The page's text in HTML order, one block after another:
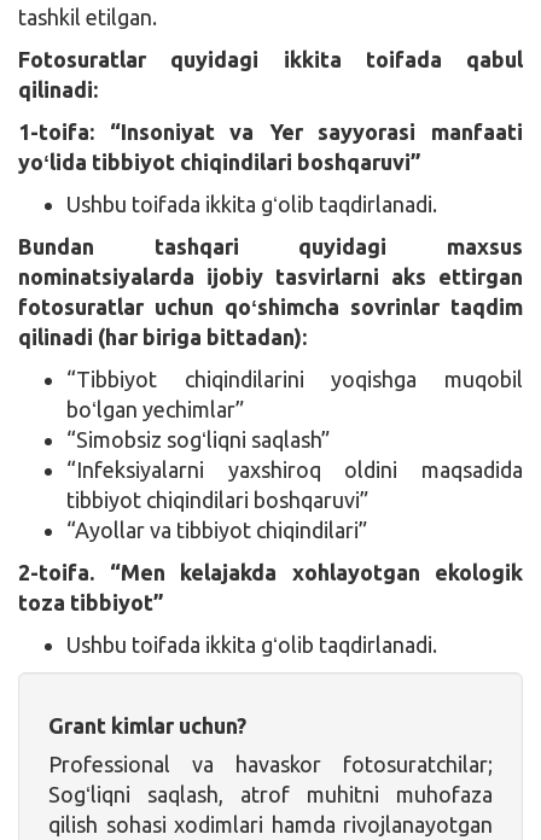
tashkil etilgan.
Fotosuratlar quyidagi ikkita toifada qabul
qilinadi:
1-toifa: “Insoniyat va Yer sayyorasi manfaati
yoʻlida tibbiyot chiqindilari boshqaruvi”
Ushbu toifada ikkita gʻolib taqdirlanadi.
Bundan tashqari quyidagi maxsus
nominatsiyalarda ijobiy tasvirlarni aks ettirgan
fotosuratlar uchun qoʻshimcha sovrinlar taqdim
qilinadi (har biriga bittadan):
“Tibbiyot chiqindilarini yoqishga muqobil
boʻlgan yechimlar”
“Simobsiz sogʻliqni saqlash”
“Infeksiyalarni yaxshiroq oldini maqsadida
tibbiyot chiqindilari boshqaruvi”
“Ayollar va tibbiyot chiqindilari”
2-toifa. “Men kelajakda xohlayotgan ekologik
toza tibbiyot”
Ushbu toifada ikkita gʻolib taqdirlanadi.
Grant kimlar uchun?
Professional va havaskor fotosuratchilar;
Sogʻliqni saqlash, atrof muhitni muhofaza
qilish sohasi xodimlari hamda rivojlanayotgan